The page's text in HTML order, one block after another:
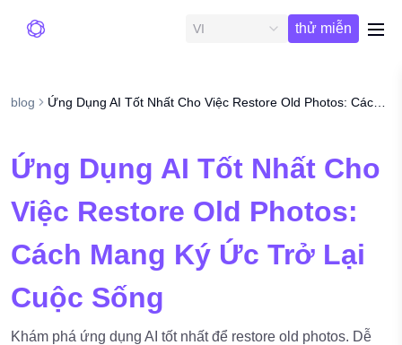
VI
thử miễn
blog
Ứng Dụng AI Tốt Nhất Cho
Việc Restore Old Photos:
Cách Mang Ký Ức Trở Lại
Cuộc Sống
Khám phá ứng dụng AI tốt nhất để restore old photos. Dễ